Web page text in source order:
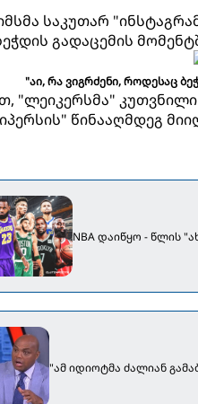
საკუთარ
გადაცემის
"აი, რა ვიგრძენი, როდესაც
"ლეიკერსმა"
წინააღმდეგ
NBA დაიწყო - წლის
"ამ იდიოტმა ძალიან